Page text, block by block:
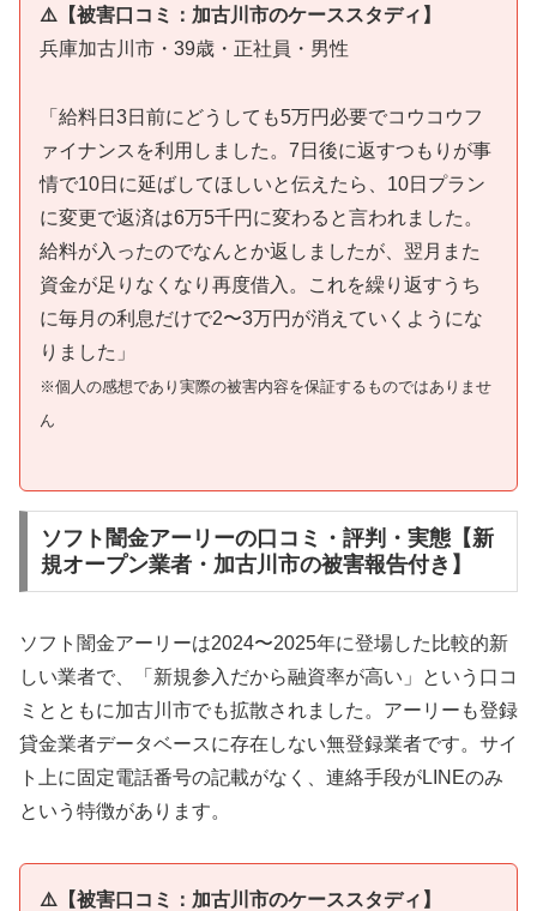
⚠️【被害口コミ：加古川市のケーススタディ】
兵庫加古川市・39歳・正社員・男性
「給料日3日前にどうしても5万円必要でコウコウフ
ァイナンスを利用しました。7日後に返すつもりが事
情で10日に延ばしてほしいと伝えたら、10日プラン
に変更で返済は6万5千円に変わると言われました。
給料が入ったのでなんとか返しましたが、翌月また
資金が足りなくなり再度借入。これを繰り返すうち
に毎月の利息だけで2〜3万円が消えていくようにな
りました」
※個人の感想であり実際の被害内容を保証するものではありませ
ん
ソフト闇金アーリーの口コミ・評判・実態【新
規オープン業者・加古川市の被害報告付き】
ソフト闇金アーリーは2024〜2025年に登場した比較的新
しい業者で、「新規参入だから融資率が高い」という口コ
ミとともに加古川市でも拡散されました。アーリーも登録
貸金業者データベースに存在しない無登録業者です。サイ
ト上に固定電話番号の記載がなく、連絡手段がLINEのみ
という特徴があります。
⚠️【被害口コミ：加古川市のケーススタディ】